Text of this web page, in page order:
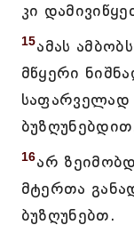
კი
15ამას
მწყერი
საფარველად
16არ
მტერთა
ბუზღუნებთ.